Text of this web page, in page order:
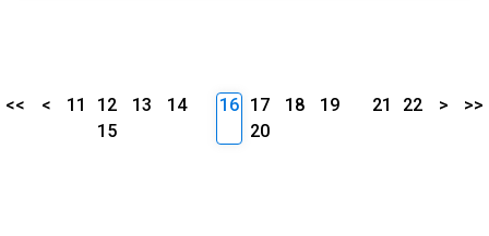
<< < 11 12 13
14
15
16 17 18
19
20
21 22 > >>